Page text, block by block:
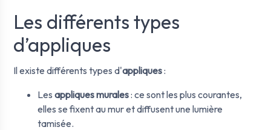
Les différents types
d’appliques
Il existe différents types d'appliques:
Lesappliques murales: ce sont les plus courantes,
elles se fixent au mur et diffusent une lumière
tamisée.